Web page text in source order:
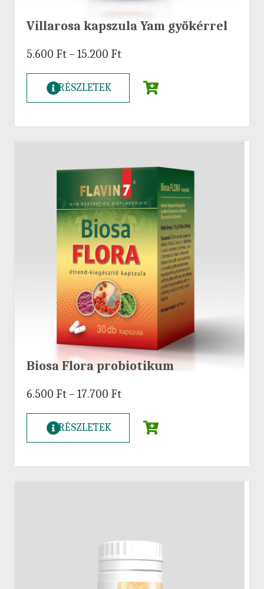
Villarosa kapszula Yam gyökérrel
5.600 Ft – 15.200 Ft
RÉSZLETEK
Biosa Flora probiotikum
6.500 Ft – 17.700 Ft
RÉSZLETEK